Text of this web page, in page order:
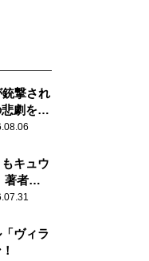
撃され
劇を語
キュウ
著者が
ヴィラ